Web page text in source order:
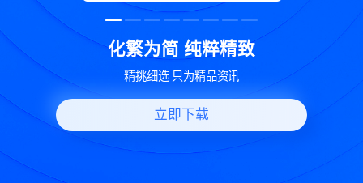
精致 世界变化 热问一下
好问题好回答 多元视角看问题
立即下载